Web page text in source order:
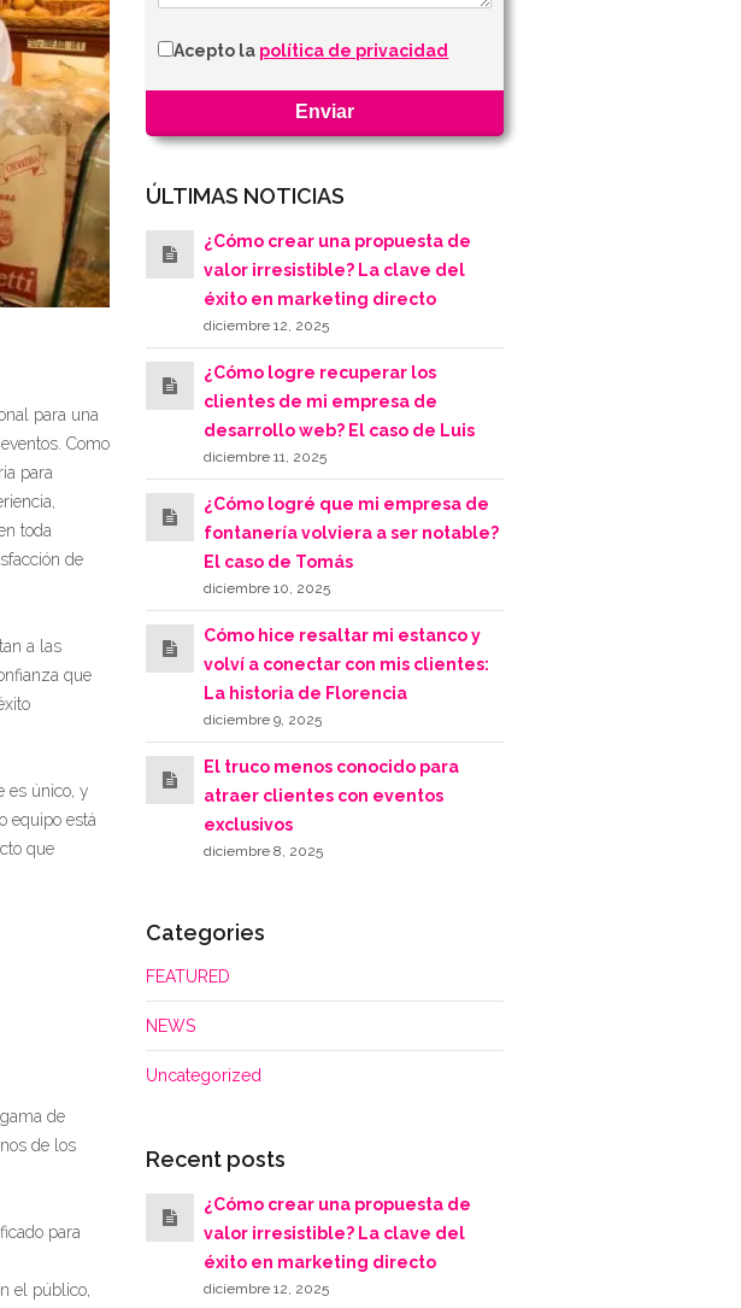
para una
Como
para
toda
de
a las
que
es único, y
equipo está
que
de
de los
para
el público,
Acepto la política de privacidad
ÚLTIMAS NOTICIAS
¿Cómo crear una propuesta de
valor irresistible? La clave del
éxito en marketing directo
diciembre 12, 2025
¿Cómo logre recuperar los
clientes de mi empresa de
desarrollo web? El caso de Luis
diciembre 11, 2025
¿Cómo logré que mi empresa de
fontanería volviera a ser notable?
El caso de Tomás
diciembre 10, 2025
Cómo hice resaltar mi estanco y
volví a conectar con mis clientes:
La historia de Florencia
diciembre 9, 2025
El truco menos conocido para
atraer clientes con eventos
exclusivos
diciembre 8, 2025
Categories
FEATURED
NEWS
Uncategorized
Recent posts
¿Cómo crear una propuesta de
valor irresistible? La clave del
éxito en marketing directo
diciembre 12, 2025